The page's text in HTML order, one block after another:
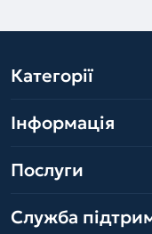
Категорії
Інформація
Послуги
Служба